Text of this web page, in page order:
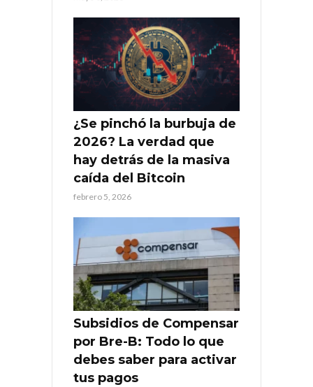
¿Se pinchó la burbuja de
2026? La verdad que
hay detrás de la masiva
caída del Bitcoin
febrero 5, 2026
Subsidios de Compensar
por Bre-B: Todo lo que
debes saber para activar
tus pagos